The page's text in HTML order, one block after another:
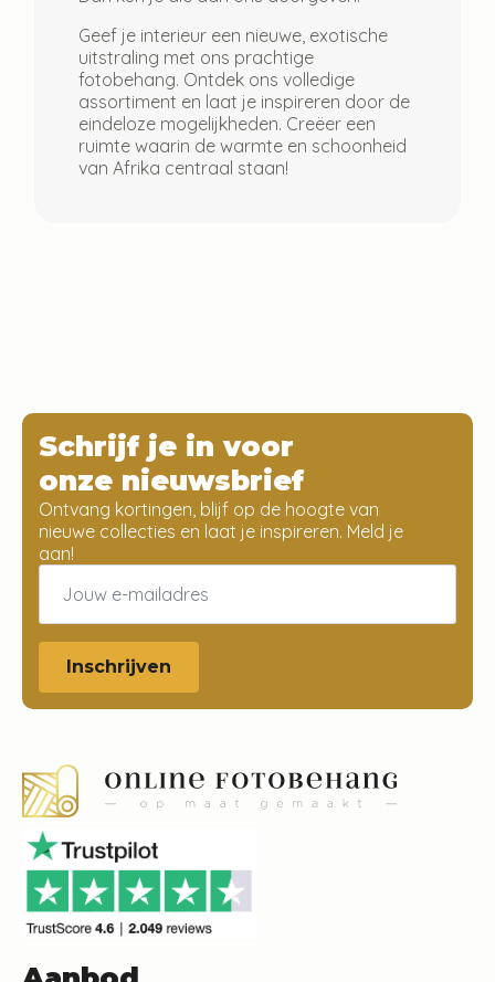
Geef je interieur een nieuwe, exotische
uitstraling met ons prachtige
fotobehang. Ontdek ons volledige
assortiment en laat je inspireren door de
eindeloze mogelijkheden. Creëer een
ruimte waarin de warmte en schoonheid
van Afrika centraal staan!
Schrijf je in voor
onze nieuwsbrief
Ontvang kortingen, blijf op de hoogte van
nieuwe collecties en laat je inspireren. Meld je
aan!
Email
Inschrijven